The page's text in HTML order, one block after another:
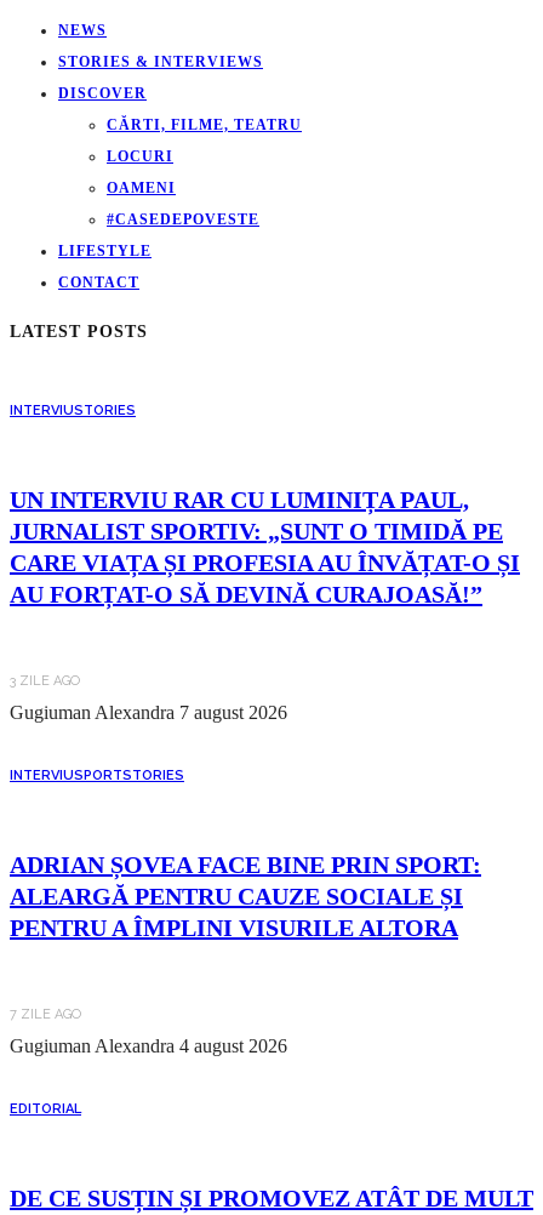
NEWS
STORIES & INTERVIEWS
DISCOVER
CĂRTI, FILME, TEATRU
LOCURI
OAMENI
#CASEDEPOVESTE
LIFESTYLE
CONTACT
LATEST POSTS
INTERVIUSTORIES
UN INTERVIU RAR CU LUMINIȚA PAUL,
JURNALIST SPORTIV: „SUNT O TIMIDĂ PE
CARE VIAȚA ȘI PROFESIA AU ÎNVĂȚAT-O ȘI
AU FORȚAT-O SĂ DEVINĂ CURAJOASĂ!”
3 ZILE AGO
Gugiuman Alexandra 7 august 2026
INTERVIUSPORTSTORIES
ADRIAN ȘOVEA FACE BINE PRIN SPORT:
ALEARGĂ PENTRU CAUZE SOCIALE ȘI
PENTRU A ÎMPLINI VISURILE ALTORA
7 ZILE AGO
Gugiuman Alexandra 4 august 2026
EDITORIAL
DE CE SUSȚIN ȘI PROMOVEZ ATÂT DE MULT